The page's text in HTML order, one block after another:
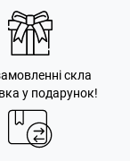
скла
у подарунок!